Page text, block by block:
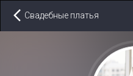
Свадебные платья